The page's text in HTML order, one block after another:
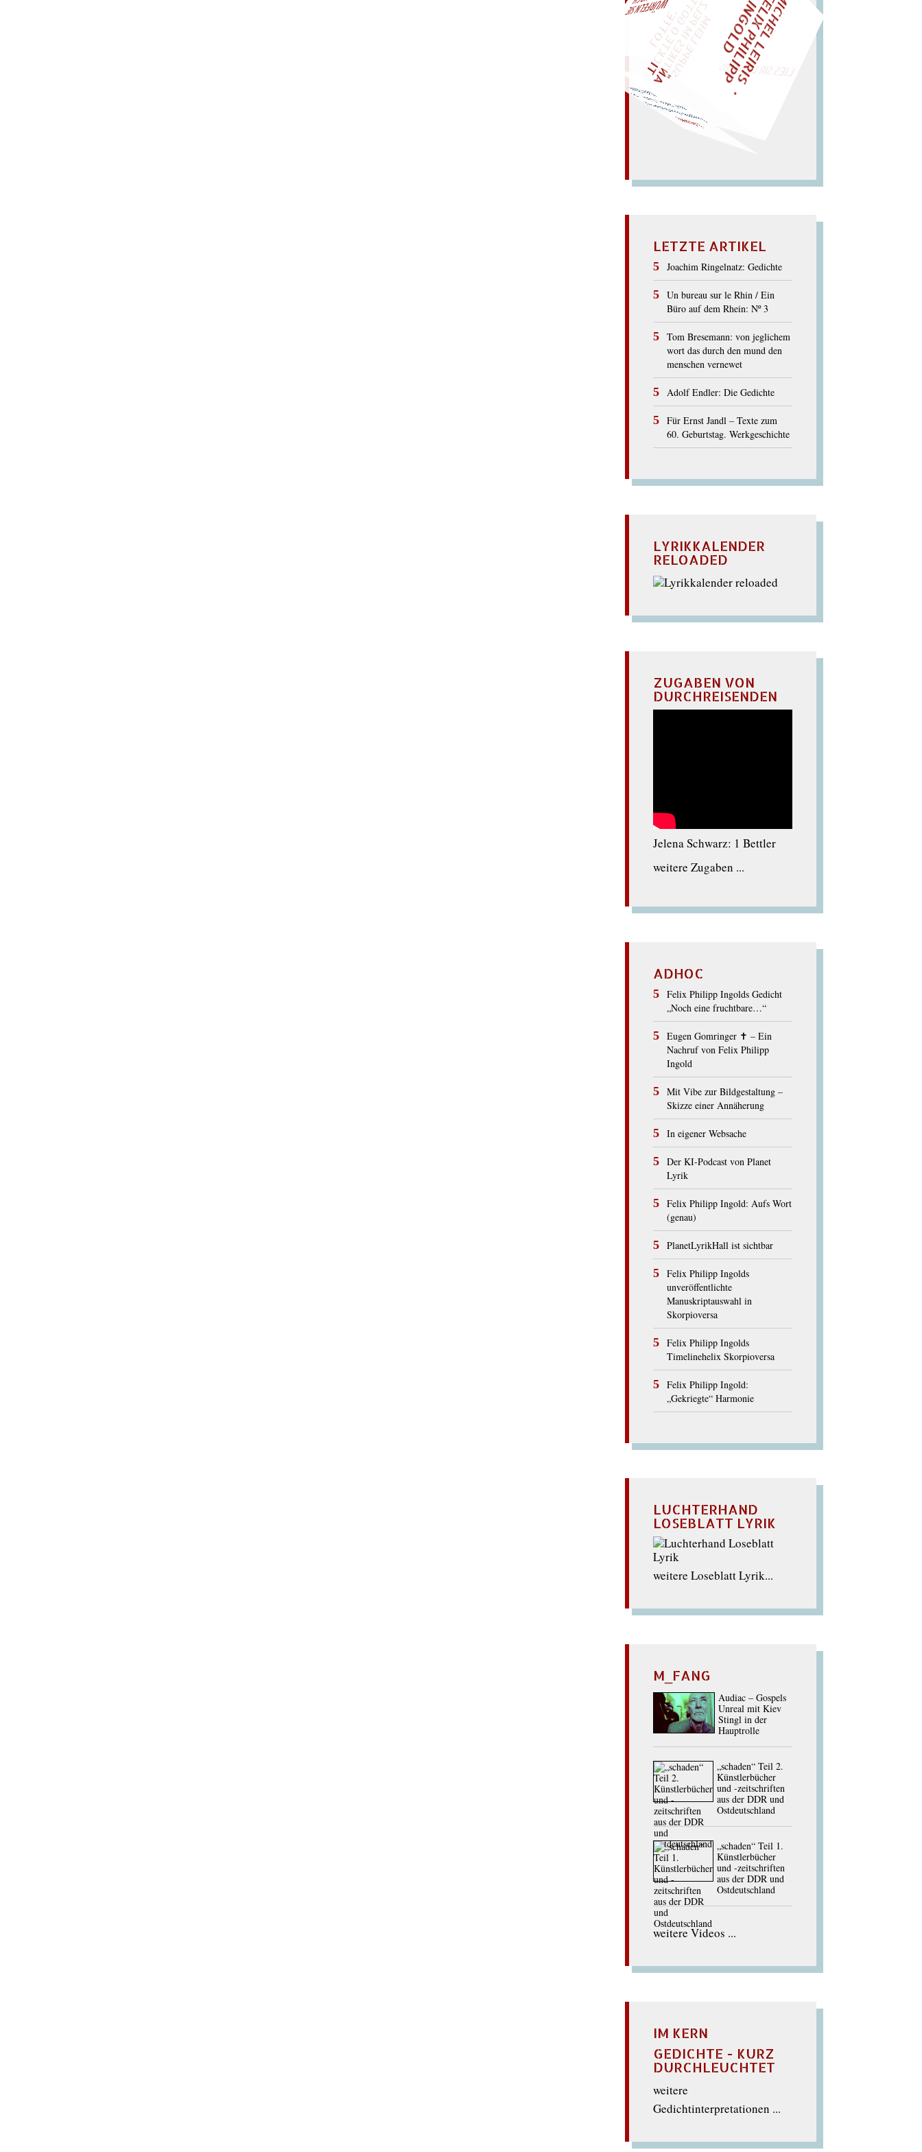
„
S
U
P
P
E
L
E
H
M
A
N
T
I
K
E
S
I
M
P
E
L
T
I
C
K
T
E
O
G
O
T
L
O
T
T
E
"
LAUNE
Lagune ohne G(ehsteig)?
nee!
Aula
… Luna
… na,
Eule: Elan!
M
I
C
H
E
L
L
E
I
R
I
S
・
F
E
L
I
X
P
H
I
L
I
P
P
I
N
G
O
L
D LIES SIR LEIRIS LEIS
EINMAL!
LETZTE ARTIKEL
Joachim Ringelnatz: Gedichte
Un bureau sur le Rhin / Ein
Büro auf dem Rhein: Nº 3
Tom Bresemann: von jeglichem
wort das durch den mund den
menschen vernewet
Adolf Endler: Die Gedichte
Für Ernst Jandl – Texte zum
60. Geburtstag. Werkgeschichte
LYRIKKALENDER
RELOADED
ZUGABEN VON
DURCHREISENDEN
Jelena Schwarz: 1 Bettler
weitere Zugaben ...
ADHOC
Felix Philipp Ingolds Gedicht
„Noch eine fruchtbare…“
Eugen Gomringer ✝︎ – Ein
Nachruf von Felix Philipp
Ingold
Mit Vibe zur Bildgestaltung –
Skizze einer Annäherung
In eigener Websache
Der KI-Podcast von Planet
Lyrik
Felix Philipp Ingold: Aufs Wort
(genau)
PlanetLyrikHall ist sichtbar
Felix Philipp Ingolds
unveröffentlichte
Manuskriptauswahl in
Skorpioversa
Felix Philipp Ingolds
Timelinehelix Skorpioversa
Felix Philipp Ingold:
„Gekriegte“ Harmonie
LUCHTERHAND
LOSEBLATT LYRIK
weitere Loseblatt Lyrik...
M_FANG
Audiac – Gospels
Unreal mit Kiev
Stingl in der
Hauptrolle
„schaden“ Teil 2.
Künstlerbücher
und -zeitschriften
aus der DDR und
Ostdeutschland
„schaden“ Teil 1.
Künstlerbücher
und -zeitschriften
aus der DDR und
Ostdeutschland
weitere Videos ...
IM KERN
GEDICHTE - KURZ
DURCHLEUCHTET
weitere
Gedichtinterpretationen ...